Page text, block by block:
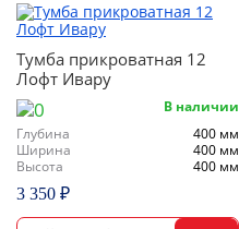
Тумба прикроватная 12
Лофт Ивару
В наличии
Глубина
400 мм
Ширина
400 мм
Высота
400 мм
3 350 ₽